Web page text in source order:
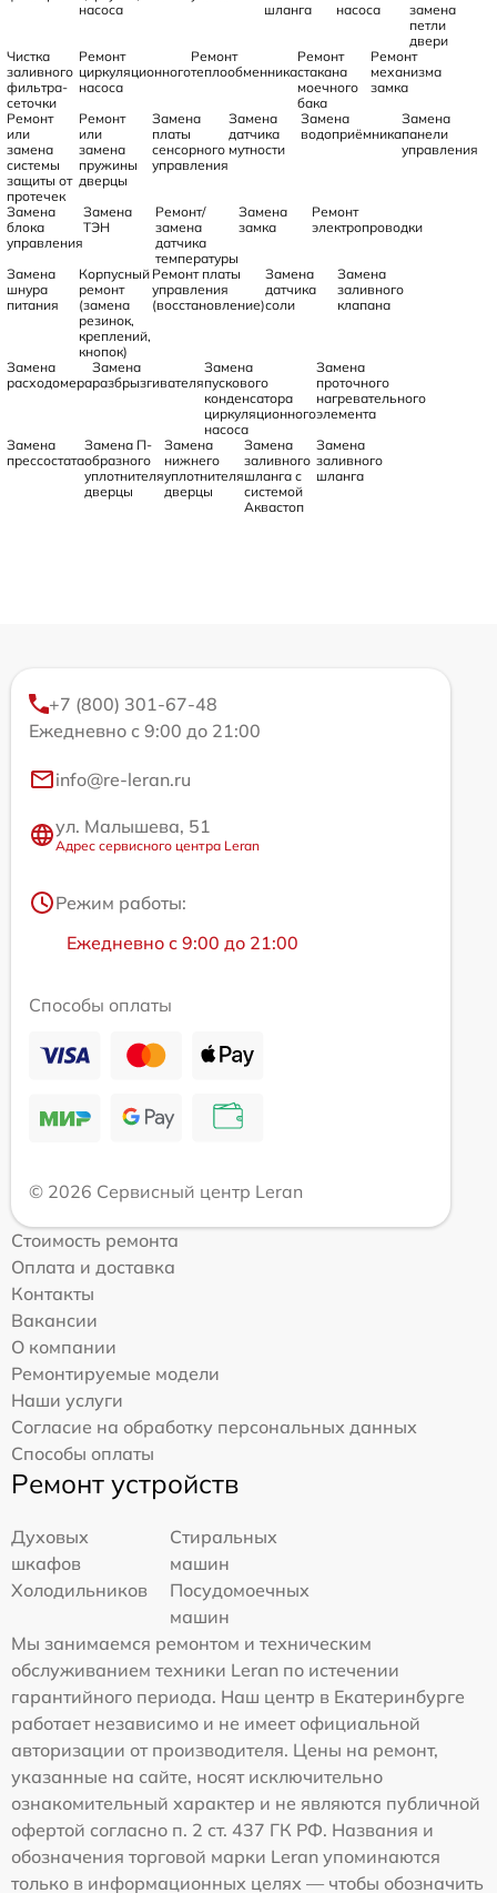
насоса
шланга
насоса
замена
петли
двери
Чистка
заливного
фильтра-
сеточки
Ремонт
циркуляционного
насоса
Ремонт
теплообменника
Ремонт
стакана
моечного
бака
Ремонт
механизма
замка
Ремонт
или
замена
системы
защиты от
протечек
Ремонт
или
замена
пружины
дверцы
Замена
платы
сенсорного
управления
Замена
датчика
мутности
Замена
водоприёмника
Замена
панели
управления
Замена
блока
управления
Замена
ТЭН
Ремонт/
замена
датчика
температуры
Замена
замка
Ремонт
электропроводки
Замена
шнура
питания
Корпусный
ремонт
(замена
резинок,
креплений,
кнопок)
Ремонт платы
управления
(восстановление)
Замена
датчика
соли
Замена
заливного
клапана
Замена
расходомера
Замена
разбрызгивателя
Замена
пускового
конденсатора
циркуляционного
насоса
Замена
проточного
нагревательного
элемента
Замена
прессостата
Замена П-
образного
уплотнителя
дверцы
Замена
нижнего
уплотнителя
дверцы
Замена
заливного
шланга с
системой
Аквастоп
Замена
заливного
шланга
+7 (800) 301-67-48
Ежедневно с 9:00 до 21:00
info@re-leran.ru
ул. Малышева, 51
Адрес сервисного центра Leran
Режим работы:
Ежедневно с 9:00 до 21:00
Способы оплаты
© 2026 Сервисный центр Leran
Стоимость ремонта
Оплата и доставка
Контакты
Вакансии
О компании
Ремонтируемые модели
Наши услуги
Согласие на обработку персональных данных
Способы оплаты
Ремонт устройств
Духовых
шкафов
Стиральных
машин
Холодильников
Посудомоечных
машин
Мы занимаемся ремонтом и техническим
обслуживанием техники Leran по истечении
гарантийного периода. Наш центр в Екатеринбурге
работает независимо и не имеет официальной
авторизации от производителя. Цены на ремонт,
указанные на сайте, носят исключительно
ознакомительный характер и не являются публичной
офертой согласно п. 2 ст. 437 ГК РФ. Названия и
обозначения торговой марки Leran упоминаются
только в информационных целях — чтобы обозначить